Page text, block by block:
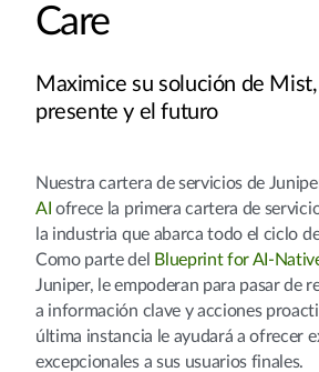
Care
Maximice su solución de Mist,
presente y el futuro
Nuestra cartera de servicios de
AI ofrece la primera cartera de
la industria que abarca todo el ciclo
Como parte del
Blueprint for AI-
Juniper, le empoderan para pasar de
a información clave y acciones
última instancia le ayudará a ofrecer
excepcionales a sus usuarios finales.​